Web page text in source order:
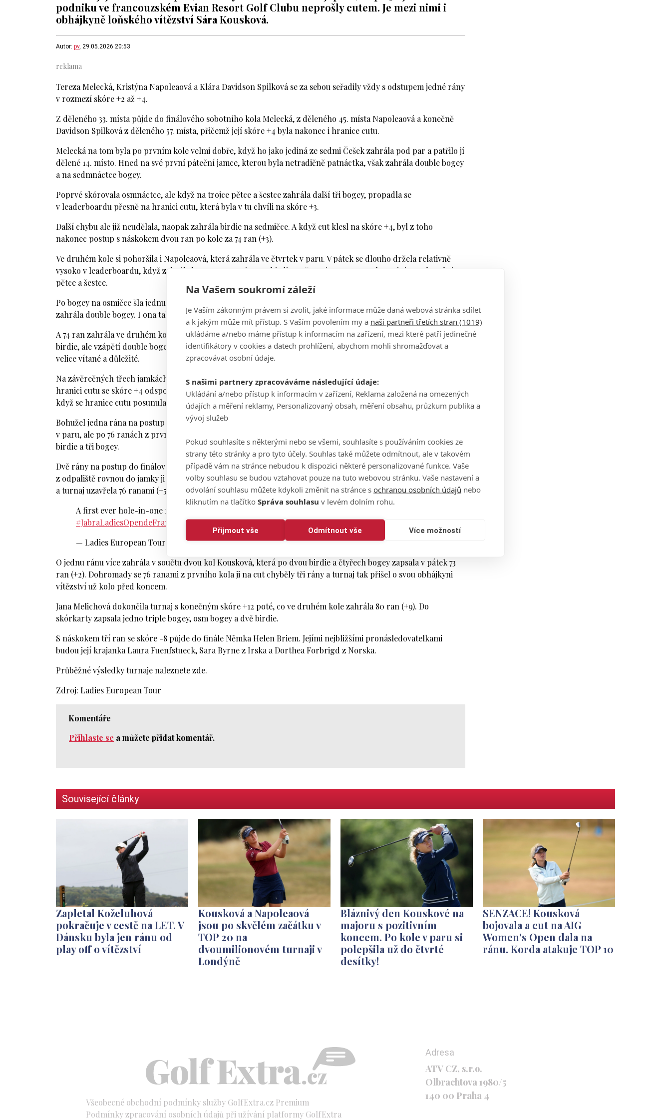
Na Vašem soukromí záleží
Je Vaším zákonným právem si zvolit, jaké informace může daná webová stránka sdílet
a k jakým může mít přístup. S Vaším povolením my a naši partneři třetích stran (1019)
ukládáme a/nebo máme přístup k informacím na zařízení, mezi které patří jedinečné
identifikátory v cookies a datech prohlížení, abychom mohli shromažďovat a
zpracovávat osobní údaje.
S našimi partnery zpracováváme následující údaje:
Ukládání a/nebo přístup k informacím v zařízení, Reklama založená na omezených
údajích a měření reklamy, Personalizovaný obsah, měření obsahu, průzkum publika a
vývoj služeb
Pokud souhlasíte s některými nebo se všemi, souhlasíte s používáním cookies ze
strany této stránky a pro tyto účely. Souhlas také můžete odmítnout, ale v takovém
případě vám na stránce nebudou k dispozici některé personalizované funkce. Vaše
volby souhlasu se budou vztahovat pouze na tuto webovou stránku. Vaše nastavení a
odvolání souhlasu můžete kdykoli změnit na stránce s ochranou osobních údajů nebo
kliknutím na tlačítko Správa souhlasu v levém dolním rohu.
Přijmout vše Odmítnout vše Více možností
podniku ve francouzském Evian Resort Golf Clubu neprošly cutem. Je mezi nimi i
obhájkyně loňského vítězství Sára Kousková.
Autor: pv, 29.05.2026 20:53
Tereza Melecká, Kristýna Napoleaová a Klára Davidson Spilková se za sebou seřadily vždy s odstupem jedné rány
v rozmezí skóre +2 až +4.
Z děleného 33. místa půjde do finálového sobotního kola Melecká, z děleného 45. místa Napoleaová a konečně
Davidson Spilková z děleného 57. místa, přičemž její skóre +4 byla nakonec i hranice cutu.
Melecká na tom byla po prvním kole velmi dobře, když ho jako jediná ze sedmi Češek zahrála pod par a patřilo jí
dělené 14. místo. Hned na své první páteční jamce, kterou byla netradičně patnáctka, však zahrála double bogey
a na sedmnáctce bogey.
Poprvé skórovala osmnáctce, ale když na trojce pětce a šestce zahrála další tři bogey, propadla se
v leaderboardu přesně na hranici cutu, která byla v tu chvíli na skóre +3.
Další chybu ale již neudělala, naopak zahrála birdie na sedmičce. A když cut klesl na skóre +4, byl z toho
nakonec postup s náskokem dvou ran po kole za 74 ran (+3).
Ve druhém kole si pohoršila i Napoleaová, která zahrála ve čtvrtek v paru. V pátek se dlouho držela relativně
vysoko v leaderboardu, když zahrála bogey na patnáctce a birdie na šestnáctce a tuto sekvenci si zopakovala i na
pětce a šestce.
Po bogey na osmičce šla jednu ránu na kolo nad par a další dvě rány přidala na své závěrečné čtrnáctce, kde
zahrála double bogey. I ona tak zahrála 74 ran (+3) a tři rány nad par je i její turnajové skóre.
A 74 ran zahrála ve druhém kole i Davidson Spilková, která také začínala z patnáctky. Na šestnáctce zahrála
birdie, ale vzápětí double bogey. Následovala dvě bogey na dvojce a čtyřce. Birdie na sedmičce ale bylo naopak
velice vítané a důležité.
Na závěrečných třech jamkách zahrála Davidson Spilková bogey, birdie a bogey a po dohrání se dívala na
hranici cutu se skóre +4 odspodu. Na postup ji v tu chvíli chyběla jediná rána, ale vše se pro ni v dobré obrátilo,
když se hranice cutu posunula na právě její skóre.
Bohužel jedna rána na postup chyběla Patricii Mackové. Ta zahrála z Češek nejlepší druhé kolo za 71 ran, tedy
v paru, ale po 76 ranách z prvního kola skončila v turnaji se skóre +5 těsně pod hranicí cutu. V pátek zahrála tři
birdie a tři bogey.
Dvě rány na postup do finálového kola chyběly Lucii Váchové. Ta se na tříparové pětce blýskla esem, ale ani trefa
z odpaliště rovnou do jamky ji k postupu nepomohla. Kromě ní zahrála ještě jedno birdie, ale také osm bogey
a turnaj uzavřela 76 ranami (+5) s konečným skóre +6.
A first ever hole-in-one for Lucie Vachova! The Czech rookie aces the par-3 5th at Evian 🎯
#JabraLadiesOpendeFrance
pic.twitter.com/YjVQXfwXyo
— Ladies European Tour (@LETgolf)May 29, 2026
O jednu ránu více zahrála v součtu dvou kol Kousková, která po dvou birdie a čtyřech bogey zapsala v pátek 73
ran (+2). Dohromady se 76 ranami z prvního kola ji na cut chyběly tři rány a turnaj tak přišel o svou obhájkyni
vítězství už kolo před koncem.
Jana Melichová dokončila turnaj s konečným skóre +12 poté, co ve druhém kole zahrála 80 ran (+9). Do
skórkarty zapsala jedno triple bogey, osm bogey a dvě birdie.
S náskokem tří ran se skóre -8 půjde do finále Němka Helen Briem. Jejími nejbližšími pronásledovatelkami
budou její krajanka Laura Fuenfstueck, Sara Byrne z Irska a Dorthea Forbrigd z Norska.
Průběžné výsledky turnaje naleznete zde.
Zdroj: Ladies European Tour
Komentáře
Přihlaste se a můžete přidat komentář.
Související články
Zapletal Koželuhová
pokračuje v cestě na LET. V
Dánsku byla jen ránu od
play off o vítězství
Kousková a Napoleaová
jsou po skvělém začátku v
TOP 20 na
dvoumilionovém turnaji v
Londýně
Bláznivý den Kouskové na
majoru s pozitivním
koncem. Po kole v paru si
polepšila už do čtvrté
desítky!
SENZACE! Kousková
bojovala a cut na AIG
Women's Open dala na
ránu. Korda atakuje TOP 10
Všeobecné obchodní podmínky služby GolfExtra.cz Premium
Podmínky zpracování osobních údajů při užívání platformy GolfExtra
Adresa
ATV CZ, s.r.o.
Olbrachtova 1980/5
140 00 Praha 4